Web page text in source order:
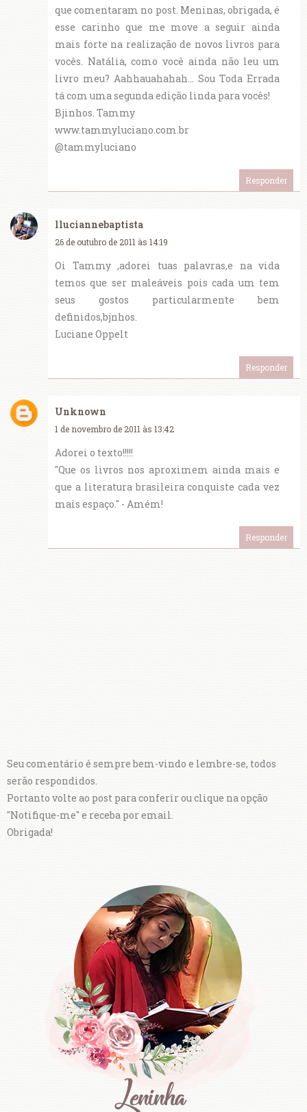
que comentaram no post. Meninas, obrigada, é
esse carinho que me move a seguir ainda
mais forte na realização de novos livros para
vocês. Natália, como você ainda não leu um
livro meu? Aahhauahahah... Sou Toda Errada
tá com uma segunda edição linda para vocês!
Bjinhos. Tammy
www.tammyluciano.com.br
@tammyluciano
Responder
lluciannebaptista
26 de outubro de 2011 às 14:19
Oi Tammy ,adorei tuas palavras,e na vida
temos que ser maleáveis pois cada um tem
seus gostos particularmente bem
definidos,bjnhos.
Luciane Oppelt
Responder
Unknown
1 de novembro de 2011 às 13:42
Adorei o texto!!!!!
"Que os livros nos aproximem ainda mais e
que a literatura brasileira conquiste cada vez
mais espaço." - Amém!
Responder
Seu comentário é sempre bem-vindo e lembre-se, todos
serão respondidos.
Portanto volte ao post para conferir ou clique na opção
"Notifique-me" e receba por email.
Obrigada!